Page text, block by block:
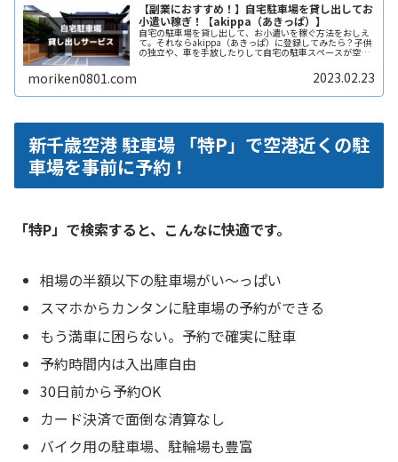
【副業におすすめ！】自宅駐車場を貸し出してお
小遣い稼ぎ！【akippa（あきっぱ）】
自宅の駐車場を貸し出して、お小遣いを稼ぐ方法をおしえ
て。それならakippa（あきっぱ）に登録してみたら？子供
の独立や、車を手放したりして自宅の駐車スペースが空い
moriken0801.com 2023.02.23
新千歳空港 駐車場 「特P」で空港近くの駐
車場を事前に予約！
「特P」で検索すると、こんなに快適です。
相場の半額以下の駐車場がい〜っぱい
スマホからカンタンに駐車場の予約ができる
もう満車に困らない。予約で確実に駐車
予約時間内は入出庫自由
30日前から予約OK
カード決済で面倒な清算なし
バイク用の駐車場、駐輪場も豊富